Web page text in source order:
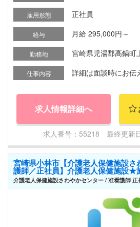
雇用形態 正社員
給与 月給 295,000円～
勤務地 宮崎県児湯郡高鍋町
仕事内容 詳細は面談時にお伝
求人情報詳細へ
求人番号：55218 最終更新
宮崎県小林市【介護老人保健施設
護師／正社員】介護老人保健施設★
介護老人保健施設さわやかセンター / 准看護師 正